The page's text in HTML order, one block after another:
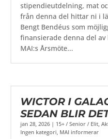
stipendieutdelning, mat
från denna del hittar ni i
Bengt Bendéus som
finansierade denna del
MAI:s Årsmöte...
WICTOR I
SEDAN BLIR
jan 28, 2026 | 15+ / Senior / Elit,
Ingen kategori, MAI informerar